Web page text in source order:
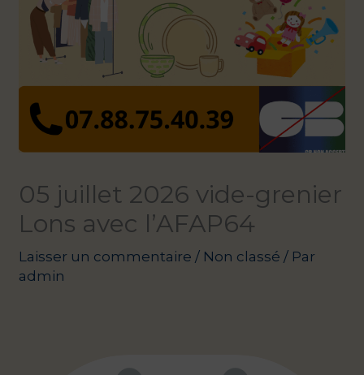
05 juillet 2026 vide-grenier
Lons avec l’AFAP64
Laisser un commentaire / Non classé / Par
admin